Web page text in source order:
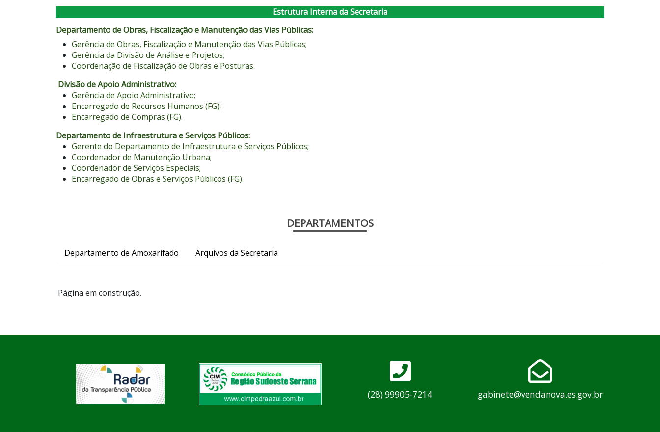
Estrutura Interna da Secretaria
Departamento de Obras, Fiscalização e Manutenção das Vias Públicas:
Gerência de Obras, Fiscalização e Manutenção das Vias Públicas;
Gerência da Divisão de Análise e Projetos;
Coordenação de Fiscalização de Obras e Posturas.
Divisão de Apoio Administrativo:
Gerência de Apoio Administrativo;
Encarregado de Recursos Humanos (FG);
Encarregado de Compras (FG).
Departamento de Infraestrutura e Serviços Públicos:
Gerente do Departamento de Infraestrutura e Serviços Públicos;
Coordenador de Manutenção Urbana;
Coordenador de Serviços Especiais;
Encarregado de Obras e Serviços Públicos (FG).
DEPARTAMENTOS
Departamento de Amoxarifado Arquivos da Secretaria
Página em construção.
(28) 99905-7214 gabinete@vendanova.es.gov.br